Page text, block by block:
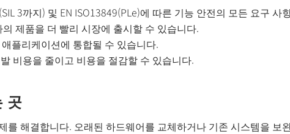
3까지) 및 EN ISO13849(PLe)에 따른 기능 안전의 모든 요구 사
제품을 더 빨리 시장에 출시할 수 있습니다.
플리케이션에 통합될 수 있습니다.
비용을 줄이고 비용을 절감할 수 있습니다.
곳
를 해결합니다. 오래된 하드웨어를 교체하거나 기존 시스템을 보